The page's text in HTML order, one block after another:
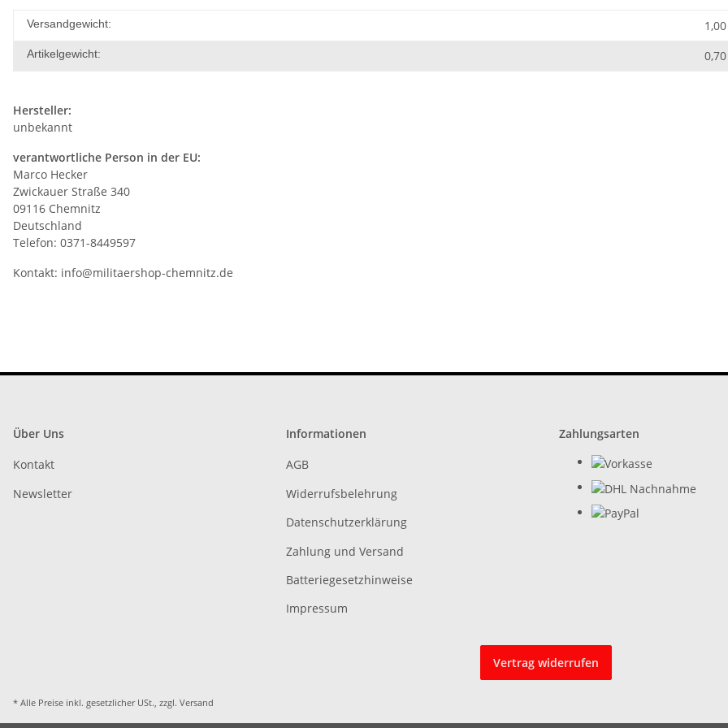
Versandgewicht:
Artikelgewicht: 0,70
Hersteller:
unbekannt
verantwortliche Person in der EU:
Marco Hecker
Zwickauer Straße 340
09116 Chemnitz
Deutschland
Telefon: 0371-8449597
Kontakt: info@militaershop-chemnitz.de
Über Uns
Kontakt
Newsletter
Informationen
AGB
Widerrufsbelehrung
Datenschutzerklärung
Zahlung und Versand
Batteriegesetzhinweise
Impressum
Zahlungsarten
Vertrag widerrufen
* Alle Preise inkl. gesetzlicher USt., zzgl. Versand